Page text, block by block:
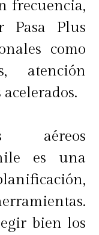
frecuencia,
Pasa Plus
como
atención
aéreos
es una
bien los